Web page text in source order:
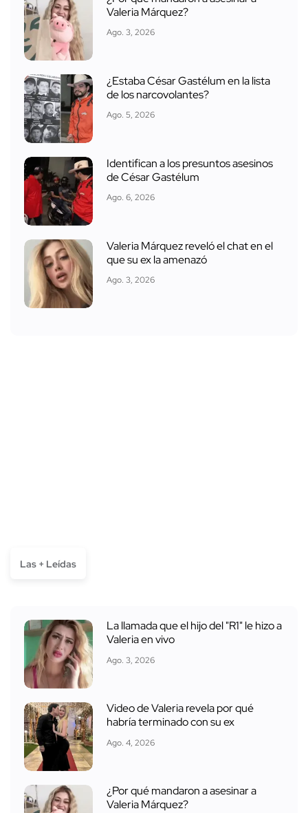
Valeria Márquez?
Ago. 3, 2026
¿Estaba César Gastélum en la lista
de los narcovolantes?
Ago. 5, 2026
Identifican a los presuntos asesinos
de César Gastélum
Ago. 6, 2026
Valeria Márquez reveló el chat en el
que su ex la amenazó
Ago. 3, 2026
Las + Leídas
La llamada que el hijo del "R1" le hizo a
Valeria en vivo
Ago. 3, 2026
Video de Valeria revela por qué
habría terminado con su ex
Ago. 4, 2026
¿Por qué mandaron a asesinar a
Valeria Márquez?